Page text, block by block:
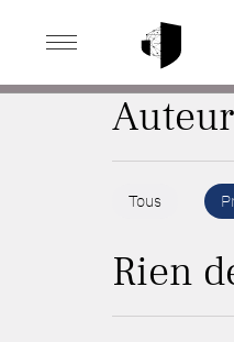
ACCUEIL
Tous
Rien